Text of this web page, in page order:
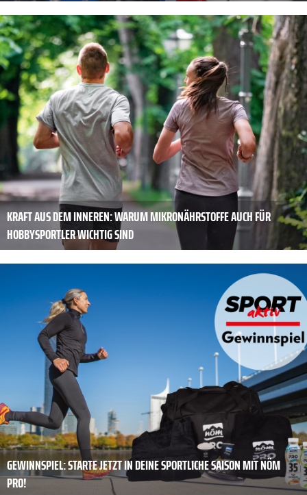
KRAFT AUS DEM ­INNEREN: WARUM MIKRONÄHRSTOFFE AUCH FÜR
HOBBYSPORTLER WICHTIG SIND
GEWINNSPIEL: STARTE JETZT IN DEINE SPORTLICHE SAISON MIT NÖM
PRO!